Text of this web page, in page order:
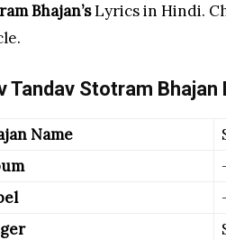
Bhajan’sLyrics in Hindi.
Tandav Stotram Bhajan
Name